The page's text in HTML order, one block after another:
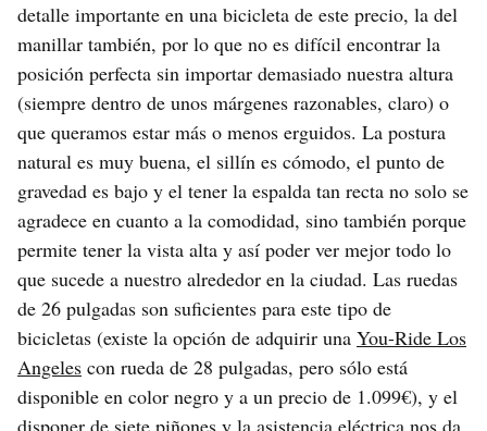
detalle importante en una bicicleta de este precio, la del
manillar también, por lo que no es difícil encontrar la
posición perfecta sin importar demasiado nuestra altura
(siempre dentro de unos márgenes razonables, claro) o
que queramos estar más o menos erguidos. La postura
natural es muy buena, el sillín es cómodo, el punto de
gravedad es bajo y el tener la espalda tan recta no solo se
agradece en cuanto a la comodidad, sino también porque
permite tener la vista alta y así poder ver mejor todo lo
que sucede a nuestro alrededor en la ciudad. Las ruedas
de 26 pulgadas son suficientes para este tipo de
bicicletas (existe la opción de adquirir una You-Ride Los
Angeles con rueda de 28 pulgadas, pero sólo está
disponible en color negro y a un precio de 1.099€), y el
disponer de siete piñones y la asistencia eléctrica nos da